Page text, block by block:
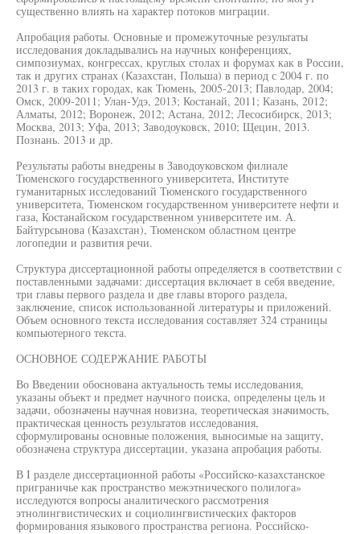
существенно влиять на характер потоков миграции.
Апробация работы. Основные и промежуточные результаты
исследования докладывались на научных конференциях,
симпозиумах, конгрессах, круглых столах и форумах как в России,
так и других странах (Казахстан, Польша) в период с 2004 г. по
2013 г. в таких городах, как Тюмень, 2005-2013; Павлодар, 2004;
Омск, 2009-2011; Улан-Удэ, 2013; Костанай, 2011; Казань, 2012;
Алматы, 2012; Воронеж, 2012; Астана, 2012; Лесосибирск, 2013;
Москва, 2013; Уфа, 2013; Заводоуковск, 2010; Щецин, 2013.
Познань. 2013 и др.
Результаты работы внедрены в Заводоуковском филиале
Тюменского государственного университета, Институте
гуманитарных исследований Тюменского государственного
университета, Тюменском государственном университете нефти и
газа, Костанайском государственном университете им. А.
Байтурсынова (Казахстан), Тюменском областном центре
логопедии и развития речи.
Структура диссертационной работы определяется в соответствии с
поставленными задачами: диссертация включает в себя введение,
три главы первого раздела и две главы второго раздела,
заключение, список использованной литературы и приложений.
Объем основного текста исследования составляет 324 страницы
компьютерного текста.
ОСНОВНОЕ СОДЕРЖАНИЕ РАБОТЫ
Во Введении обоснована актуальность темы исследования,
указаны объект и предмет научного поиска, определены цель и
задачи, обозначены научная новизна, теоретическая значимость,
практическая ценность результатов исследования,
сформулированы основные положения, выносимые на защиту,
обозначена структура диссертации, указана апробация работы.
В I разделе диссертационной работы «Российско-казахстанское
приграничье как пространство межэтнического полилога»
исследуются вопросы аналитического рассмотрения
этнолингвистических и социолингвистических факторов
формирования языкового пространства региона. Российско-